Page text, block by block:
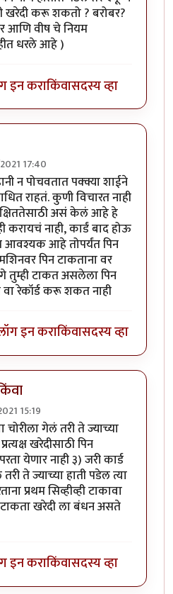
खरेदी करू शकतो ? बरोबर?
आणि वीष चे नियम
धरले आहे )
इन कराकिंवासदस्य व्हा
17:40
नंबर उडवणेbyचौकस२१२
न पोचवतात पक्क्या शाईने
राहतं. कुणी विचारत नाही
असं केलं आहे हे
करायचं नाही, कार्डं बाद होऊ
आवश्यक आहे तोपर्यंत पिन
पिन टाकताना वर
तुम्ही टाकत असलेला पिन
रेकॉर्ड करू शकत नाही
इन कराकिंवासदस्य व्हा
15:19
गेलं तरी ते ज्याच्या
खरेदीसाठी पिन
येणार नाही ३) जरी कार्ड
ते ज्याच्या हाती पडेल त्या
प्रथम सिव्हीव्ही टाकावा
खरेदी ला बंधन असते
इन कराकिंवासदस्य व्हा